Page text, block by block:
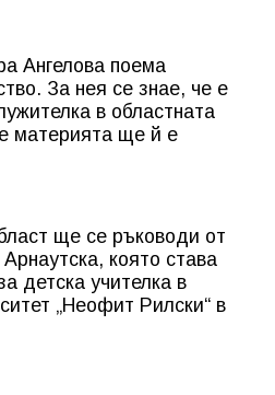
Ангелова поема
За нея се знае, че е
в областната
материята ще й е
ще се ръководи от
която става
детска учителка в
„Неофит Рилски“ в